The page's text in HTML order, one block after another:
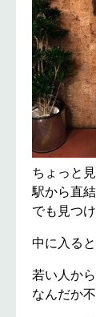
ちょっと
駅から直
でも見つ
中に入ると
若い人か
なんだか